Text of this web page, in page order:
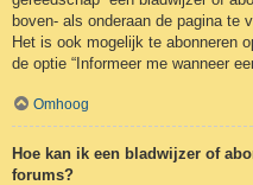
boven- als onderaan de pagina te
Het is ook mogelijk te abonneren
de optie “Informeer me wanneer
Omhoog
Hoe kan ik een bladwijzer of
forums?